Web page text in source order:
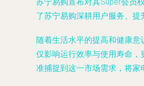
了苏宁易购深耕用户服务、提
随着生活水平的提高和健康
仅影响运行效率与使用寿命
准捕捉到这一市场需求，将家